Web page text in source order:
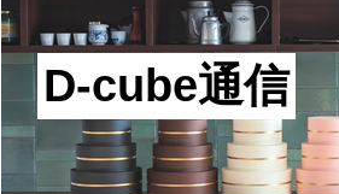
D-cube通信